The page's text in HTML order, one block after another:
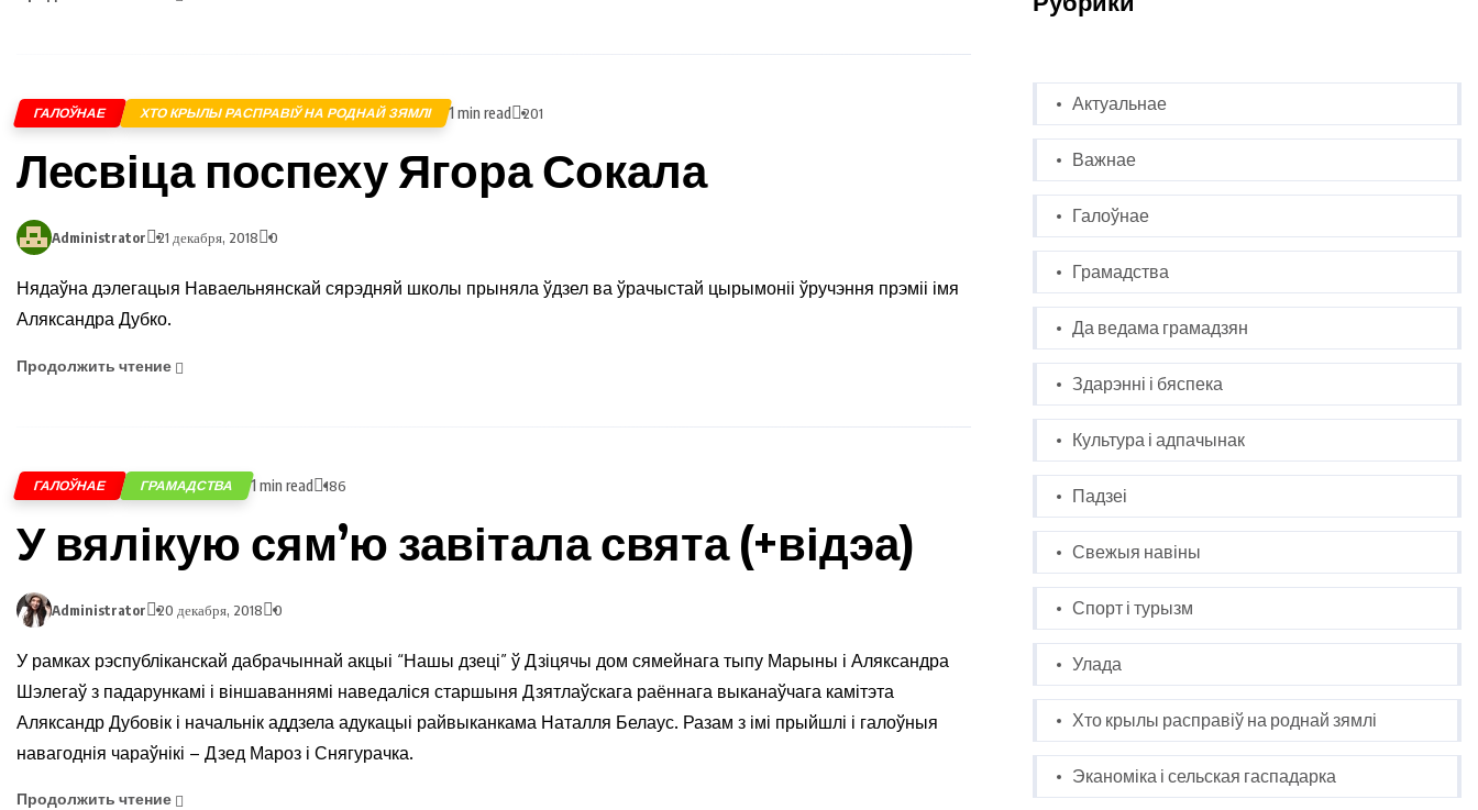
ГАЛОЎНАЕ ХТО КРЫЛЫ РАСПРАВІЎ НА РОДНАЙ ЗЯМЛІ 1 min read 201
Лесвіца поспеху Ягора Сокала
Administrator 21 декабря, 2018 0
Нядаўна дэлегацыя Наваельнянскай сярэдняй школы прыняла ўдзел ва ўрачыстай цырымоніі ўручэння прэміі імя
Аляксандра Дубко.
Продолжить чтение
ГАЛОЎНАЕ ГРАМАДСТВА 1 min read 186
У вялікую сям’ю завітала свята (+відэа)
Administrator 20 декабря, 2018 0
У рамках рэспубліканскай дабрачыннай акцыі “Нашы дзеці” ў Дзіцячы дом сямейнага тыпу Марыны і Аляксандра
Шэлегаў з падарункамі і віншаваннямі наведаліся старшыня Дзятлаўскага раённага выканаўчага камітэта
Аляксандр Дубовік і начальнік аддзела адукацыі райвыканкама Наталля Белаус. Разам з імі прыйшлі і галоўныя
навагоднія чараўнікі – Дзед Мароз і Снягурачка.
Продолжить чтение
Актуальнае
Важнае
Галоўнае
Грамадства
Да ведама грамадзян
Здарэнні і бяспека
Культура і адпачынак
Падзеі
Свежыя навіны
Спорт і турызм
Улада
Хто крылы расправіў на роднай зямлі
Эканоміка і сельская гаспадарка